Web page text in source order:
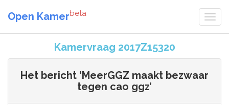
Open Kamerbeta
Kamervraag 2017Z15320
Het bericht ‘MeerGGZ maakt bezwaar
tegen cao ggz’